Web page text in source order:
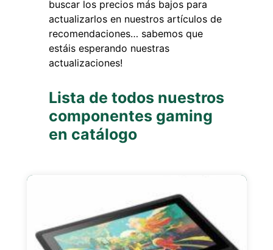
buscar los precios más bajos para
actualizarlos en nuestros artículos de
recomendaciones… sabemos que
estáis esperando nuestras
actualizaciones!
Lista de todos nuestros
componentes gaming
en catálogo